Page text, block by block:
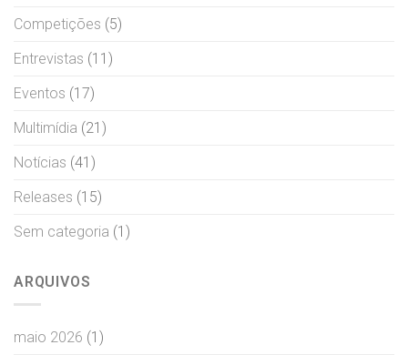
Competições (5)
Entrevistas (11)
Eventos (17)
Multimídia (21)
Notícias (41)
Releases (15)
Sem categoria (1)
ARQUIVOS
maio 2026 (1)